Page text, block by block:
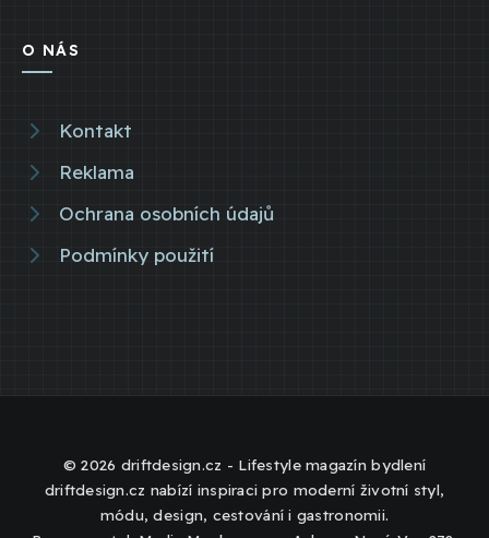
O NÁS
Kontakt
Reklama
Ochrana osobních údajů
Podmínky použití
© 2026 driftdesign.cz - Lifestyle magazín bydlení
driftdesign.cz nabízí inspiraci pro moderní životní styl,
módu, design, cestování i gastronomii.